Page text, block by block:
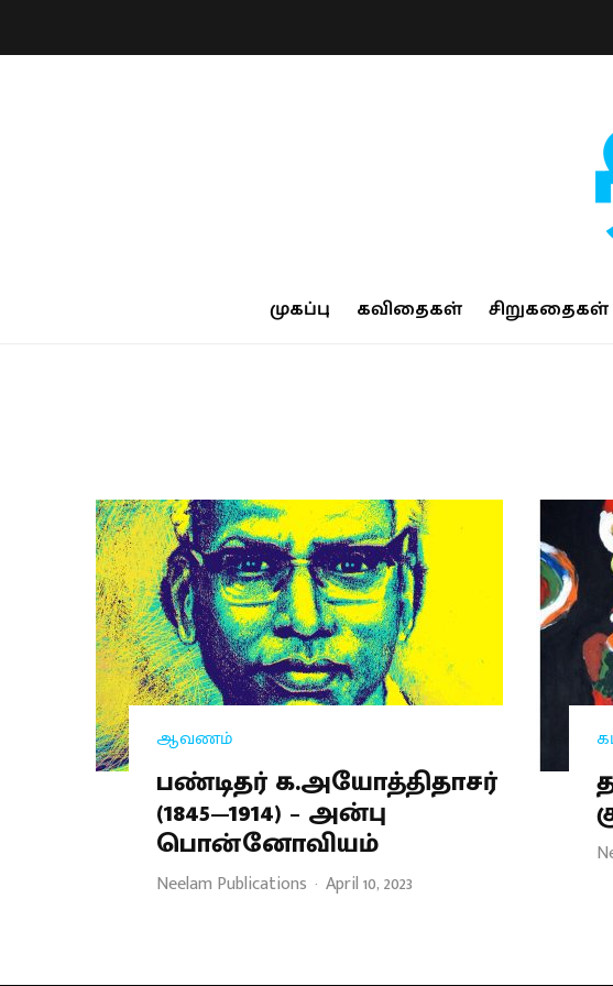
முகப்பு கவிதைகள் சிறுகதைகள்
ஆவணம்
பண்டிதர் க.அயோத்திதாசர்
(1845—1914) – அன்பு
பொன்னோவியம்
Neelam Publications · April 10, 2023